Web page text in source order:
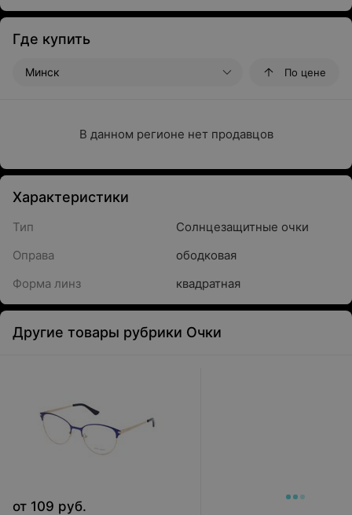
Где купить
Минск По цене
В данном регионе нет продавцов
Характеристики
Тип
Солнцезащитные очки
Оправа
ободковая
Форма линз
квадратная
Другие товары рубрики Очки
от 109 руб.